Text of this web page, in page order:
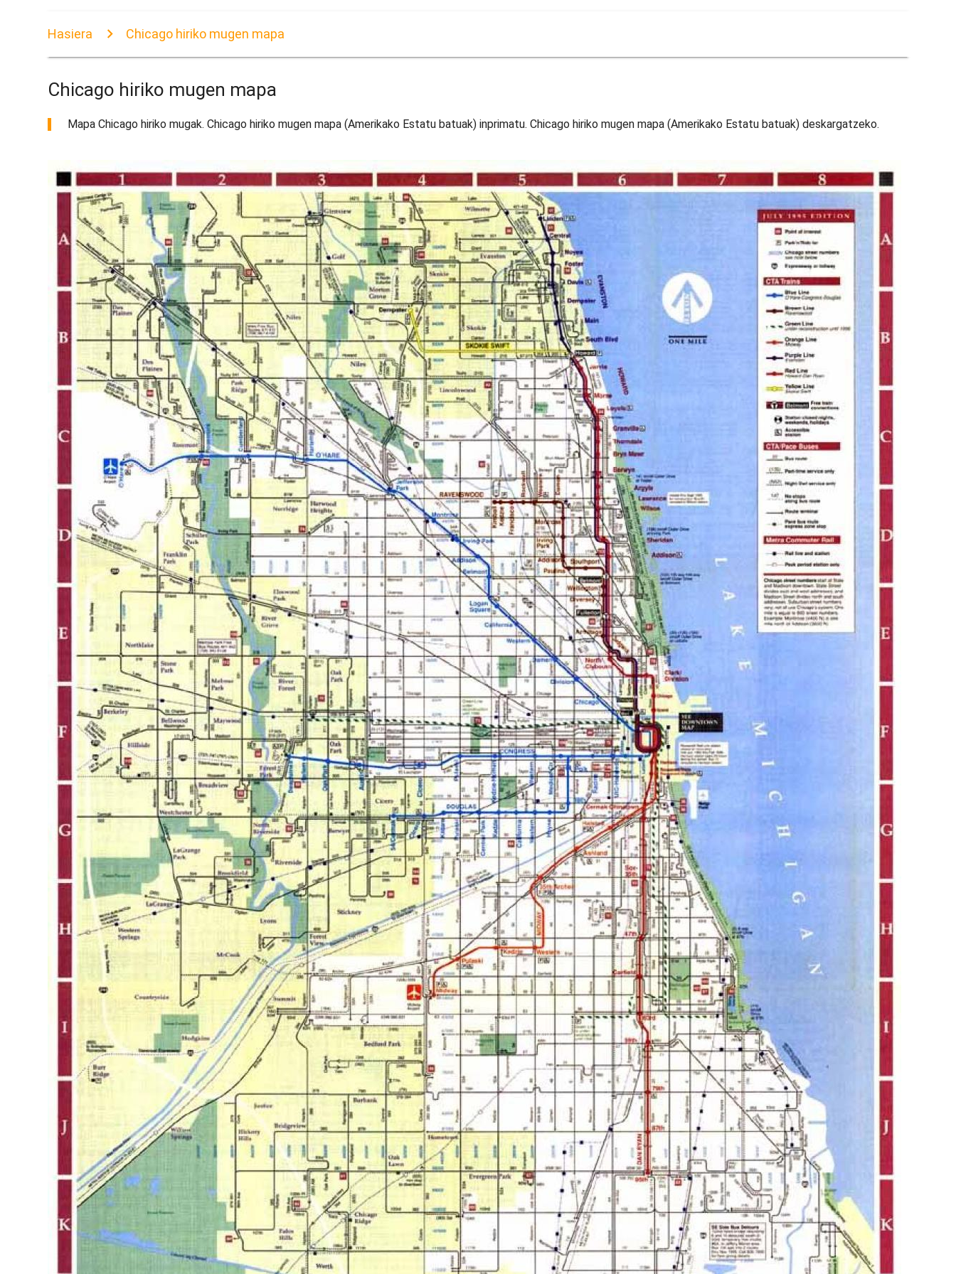
Hasiera Chicago hiriko mugen mapa
Chicago hiriko mugen mapa
Mapa Chicago hiriko mugak. Chicago hiriko mugen mapa (Amerikako Estatu batuak) inprimatu. Chicago hiriko mugen mapa (Amerikako Estatu batuak) deskargatzeko.